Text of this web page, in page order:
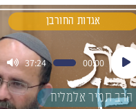
אגדות החורבן
00:00
37:24
הרב תמיר אלמליח